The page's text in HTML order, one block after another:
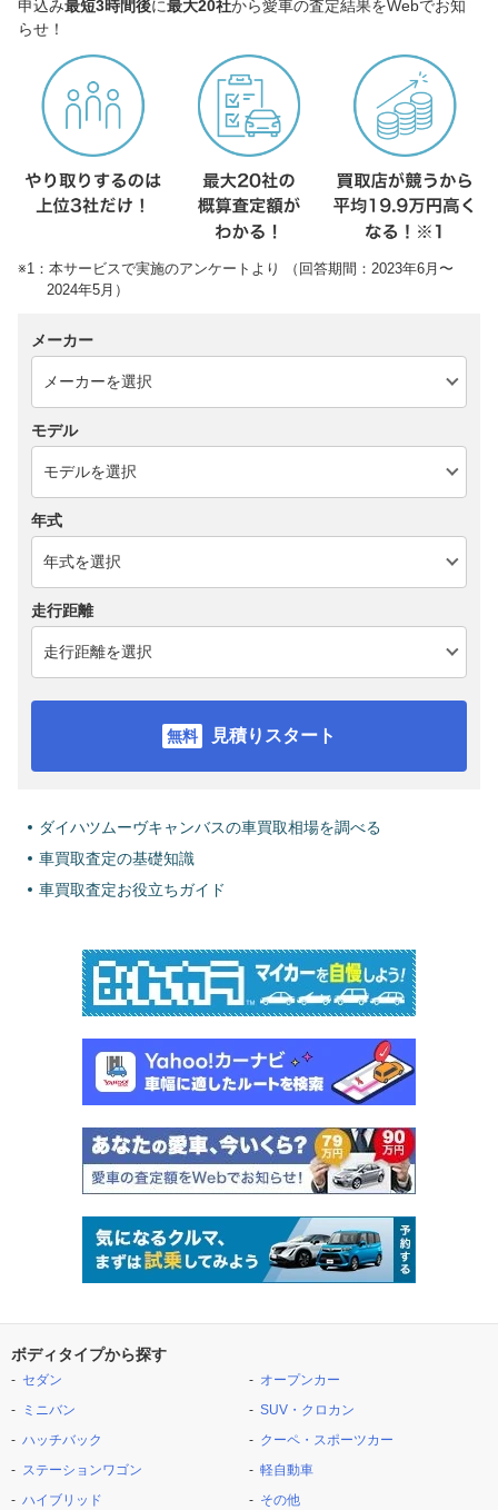
申込み最短3時間後に最大20社から愛車の査定結果をWebでお知
らせ！
※1：本サービスで実施のアンケートより （回答期間：2023年6月〜
2024年5月）
メーカー
モデル
年式
走行距離
見積りスタート
ダイハツムーヴキャンバスの車買取相場を調べる
車買取査定の基礎知識
車買取査定お役立ちガイド
ボディタイプから探す
セダン
ミニバン
ハッチバック
ステーションワゴン
ハイブリッド
オープンカー
SUV・クロカン
クーペ・スポーツカー
軽自動車
その他